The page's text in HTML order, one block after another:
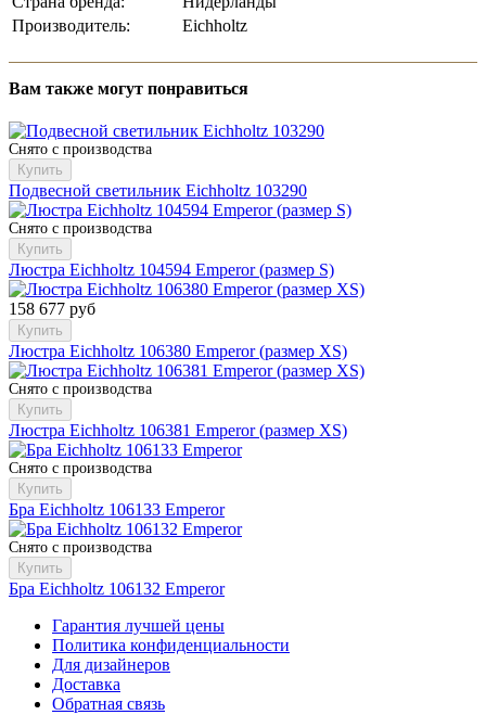
Производитель:
Eichholtz
Вам также могут понравиться
Снято с производства
Купить
Подвесной светильник Eichholtz 103290
Снято с производства
Купить
Люстра Eichholtz 104594 Emperor (размер S)
158 677 руб
Купить
Люстра Eichholtz 106380 Emperor (размер XS)
Снято с производства
Купить
Люстра Eichholtz 106381 Emperor (размер XS)
Снято с производства
Купить
Бра Eichholtz 106133 Emperor
Снято с производства
Купить
Бра Eichholtz 106132 Emperor
Гарантия лучшей цены
Политика конфиденциальности
Для дизайнеров
Доставка
Обратная связь